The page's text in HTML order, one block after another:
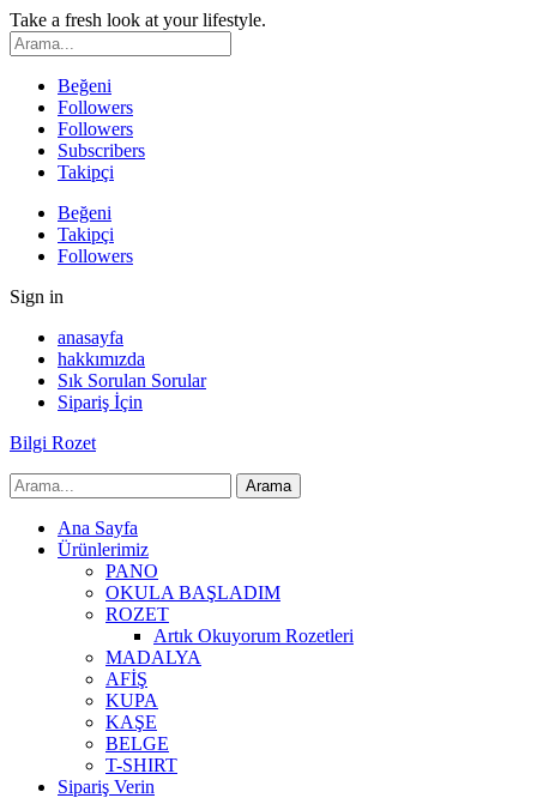
Take a fresh look at your lifestyle.
Beğeni
Followers
Followers
Subscribers
Takipçi
Beğeni
Takipçi
Followers
Sign in
anasayfa
hakkımızda
Sık Sorulan Sorular
Sipariş İçin
Bilgi Rozet
Ana Sayfa
Ürünlerimiz
PANO
OKULA BAŞLADIM
ROZET
Artık Okuyorum Rozetleri
MADALYA
AFİŞ
KUPA
KAŞE
BELGE
T-SHIRT
Sipariş Verin